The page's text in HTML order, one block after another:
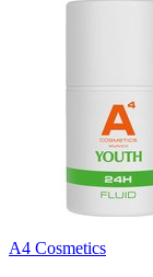
A4 Cosmetics